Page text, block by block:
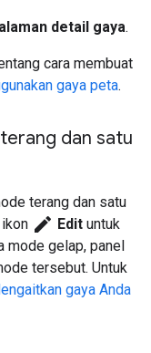
detail gaya.
cara membuat
gaya peta.
dan satu
terang dan satu
edit Edit untuk
mode gelap, panel
tersebut. Untuk
gaya Anda